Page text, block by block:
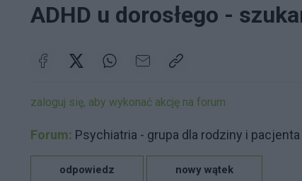
ADHD u dorosłego -
zaloguj się, aby wykonać akcję na forum
Forum: Psychiatria - grupa dla rodziny i pacjenta
odpowiedz nowy wątek